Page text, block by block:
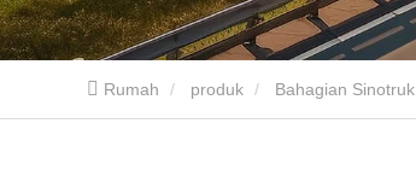
Rumah produk Bahagian Sinotruk